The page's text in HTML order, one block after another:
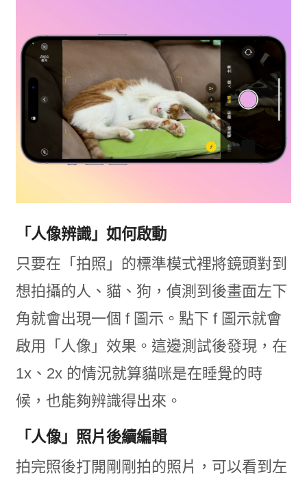
「人像辨識」如何啟動
只要在「拍照」的標準模式裡將鏡頭對到
想拍攝的人、貓、狗，偵測到後畫面左下
角就會出現一個 f 圖示。點下 f 圖示就會
啟用「人像」效果。這邊測試後發現，在
1x、2x 的情況就算貓咪是在睡覺的時
候，也能夠辨識得出來。
「人像」照片後續編輯
拍完照後打開剛剛拍的照片，可以看到左